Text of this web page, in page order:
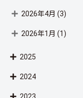
2026年4月 (3)
2026年1月 (1)
2025
2024